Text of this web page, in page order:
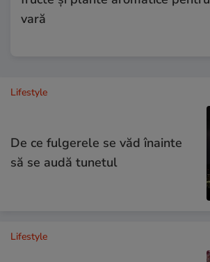
vară
Lifestyle
De ce fulgerele se văd înainte
să se audă tunetul
Lifestyle